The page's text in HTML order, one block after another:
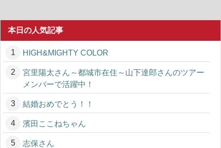
本日の人気記事
HIGH&MIGHTY COLOR
宮里陽太さん～都城市在住～山下達郎さんのツアー
メンバーで活躍中！
結婚おめでとう！！
濱田ここねちゃん
志保さん